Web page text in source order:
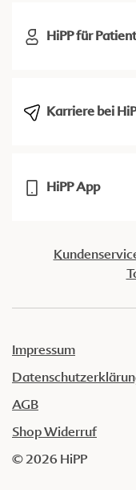
HiPP für
Karriere bei
HiPP App
Impressum
AGB
Shop Widerruf
© 2026 HiPP